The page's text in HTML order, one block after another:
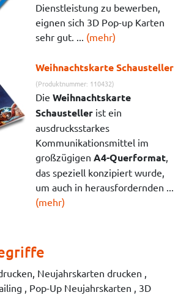
Dienstleistung zu bewerben,
eignen sich 3D Pop-up Karten
sehr gut. ... (mehr)
Weihnachtskarte Schausteller
(Produktnummer: 110432)
DieWeihnachtskarte
Schausteller ist ein
ausdrucksstarkes
Kommunikationsmittel im
großzügigen A4-Querformat
das speziell konzipiert wurde,
um auch in herausfordernden ...
(mehr)
Neujahrskarten drucken ,
, Pop-Up Neujahrskarten , 3D